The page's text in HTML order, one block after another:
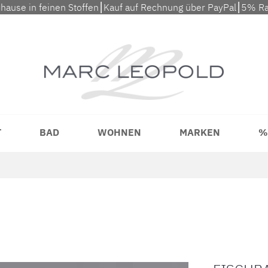
in feinen Stoffen⎮Kauf auf Rechnung über PayPal⎮5%
BAD WOHNEN MARKEN